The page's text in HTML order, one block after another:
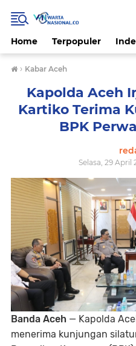
Home Terpopuler
› Kabar Aceh
Kapolda Aceh
Kartiko Terima
BPK
Selasa, 29 April
Banda Aceh — Kapolda
menerima kunjungan